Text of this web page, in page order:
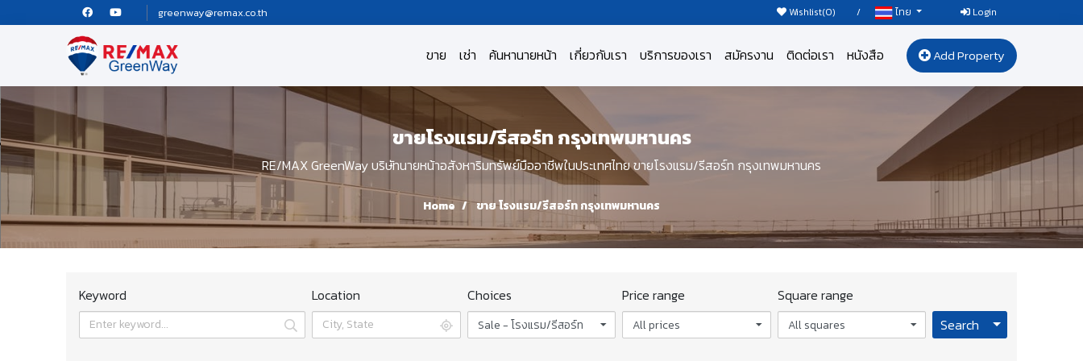
greenway@remax.co.th Wishlist(0) / ไทย Login
ขาย เช่า ค้นหานายหน้า เกี่ยวกับเรา บริการของเรา สมัครงาน ติดต่อเรา หนังสือ Add Property
ขายโรงแรม/รีสอร์ท กรุงเทพมหานคร
RE/MAX GreenWay บริษัทนายหน้าอสังหาริมทรัพย์มืออาชีพในประเทศไทย ขายโรงแรม/รีสอร์ท กรุงเทพมหานคร
Home ขาย โรงแรม/รีสอร์ท กรุงเทพมหานคร
Keyword Location Choices
Sale - โรงแรม/รีสอร์ท
Price range
All prices
Square range
All squares Search Toggle